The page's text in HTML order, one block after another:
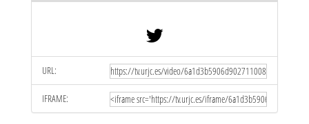
URL:
IFRAME: